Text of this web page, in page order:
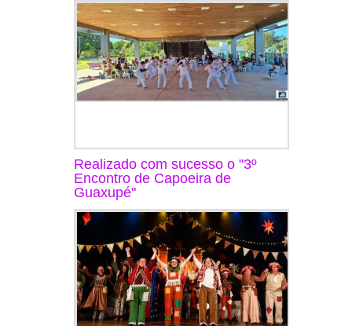
Realizado com sucesso o "3º
Encontro de Capoeira de
Guaxupé"